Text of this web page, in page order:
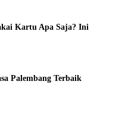
Kartu Apa Saja? Ini
Palembang Terbaik